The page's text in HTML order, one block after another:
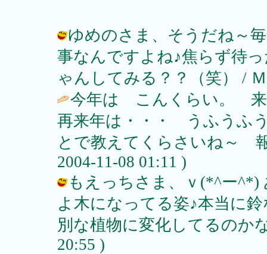
ゆめのさま、そうだね～
事なんですよね♪焦らず待
ゃんしてみる？？（笑） /
今年は こんくらい。
再来年は・・・ うふうふ
とで教えてくらさいね～
2004-11-08 01:11 )
もえっちさま、ｖ(*^ー^*)
よ木になってる姿♪本当に
別な植物に変化してるのか
20:55 )